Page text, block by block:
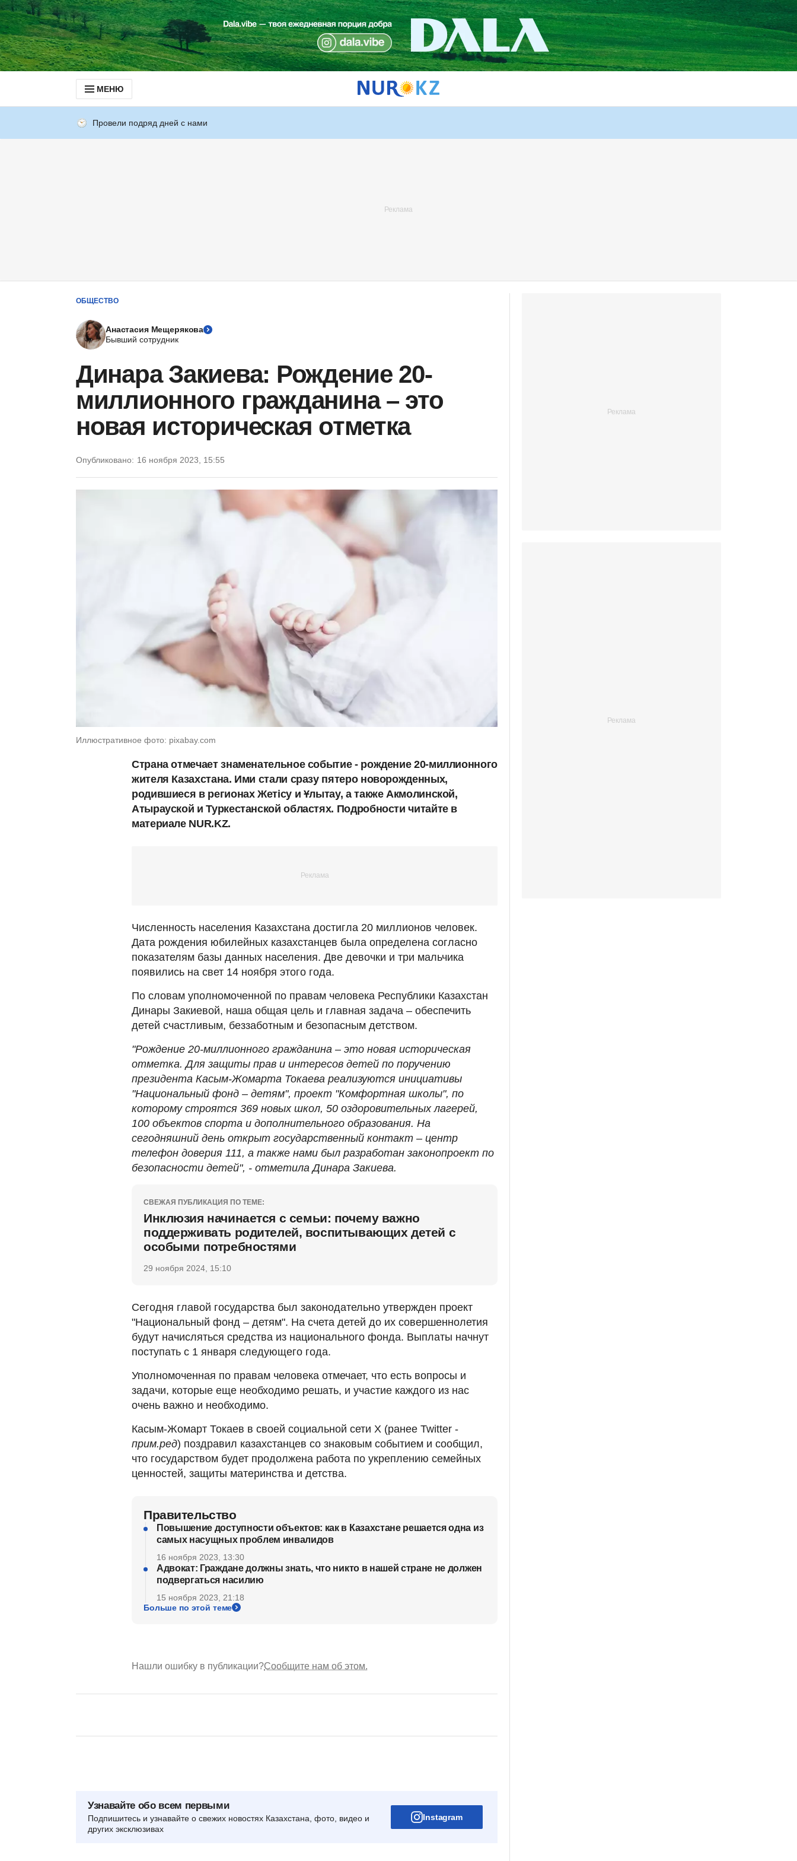
МЕНЮ
Провели подряд дней с нами
ОБЩЕСТВО
Анастасия Мещерякова
Бывший сотрудник
Динара Закиева: Рождение 20-
миллионного гражданина – это
новая историческая отметка
Опубликовано: 16 ноября 2023, 15:55
Иллюстративное фото: pixabay.com
Страна отмечает знаменательное событие - рождение 20-миллионного
жителя Казахстана. Ими стали сразу пятеро новорожденных,
родившиеся в регионах Жетісу и Ұлытау, а также Акмолинской,
Атырауской и Туркестанской областях. Подробности читайте в
материале NUR.KZ.
Численность населения Казахстана достигла 20 миллионов человек.
Дата рождения юбилейных казахстанцев была определена согласно
показателям базы данных населения. Две девочки и три мальчика
появились на свет 14 ноября этого года.
По словам уполномоченной по правам человека Республики Казахстан
Динары Закиевой, наша общая цель и главная задача – обеспечить
детей счастливым, беззаботным и безопасным детством.
"Рождение 20-миллионного гражданина – это новая историческая
отметка. Для защиты прав и интересов детей по поручению
президента Касым-Жомарта Токаева реализуются инициативы
"Национальный фонд – детям", проект "Комфортная школы", по
которому строятся 369 новых школ, 50 оздоровительных лагерей,
100 объектов спорта и дополнительного образования. На
сегодняшний день открыт государственный контакт – центр
телефон доверия 111, а также нами был разработан законопроект по
безопасности детей", - отметила Динара Закиева.
СВЕЖАЯ ПУБЛИКАЦИЯ ПО ТЕМЕ:
Инклюзия начинается с семьи: почему важно
поддерживать родителей, воспитывающих детей с
особыми потребностями
29 ноября 2024, 15:10
Сегодня главой государства был законодательно утвержден проект
"Национальный фонд – детям". На счета детей до их совершеннолетия
будут начисляться средства из национального фонда. Выплаты начнут
поступать с 1 января следующего года.
Уполномоченная по правам человека отмечает, что есть вопросы и
задачи, которые еще необходимо решать, и участие каждого из нас
очень важно и необходимо.
Касым-Жомарт Токаев в своей социальной сети Х (ранее Twitter -
прим.ред) поздравил казахстанцев со знаковым событием и сообщил,
что государством будет продолжена работа по укреплению семейных
ценностей, защиты материнства и детства.
Правительство
Повышение доступности объектов: как в Казахстане решается одна из
самых насущных проблем инвалидов
16 ноября 2023, 13:30
Адвокат: Граждане должны знать, что никто в нашей стране не должен
подвергаться насилию
15 ноября 2023, 21:18
Больше по этой теме
Нашли ошибку в публикации?Сообщите нам об этом.
Узнавайте обо всем первыми
Подпишитесь и узнавайте о свежих новостях Казахстана, фото, видео и
других эксклюзивах
Instagram